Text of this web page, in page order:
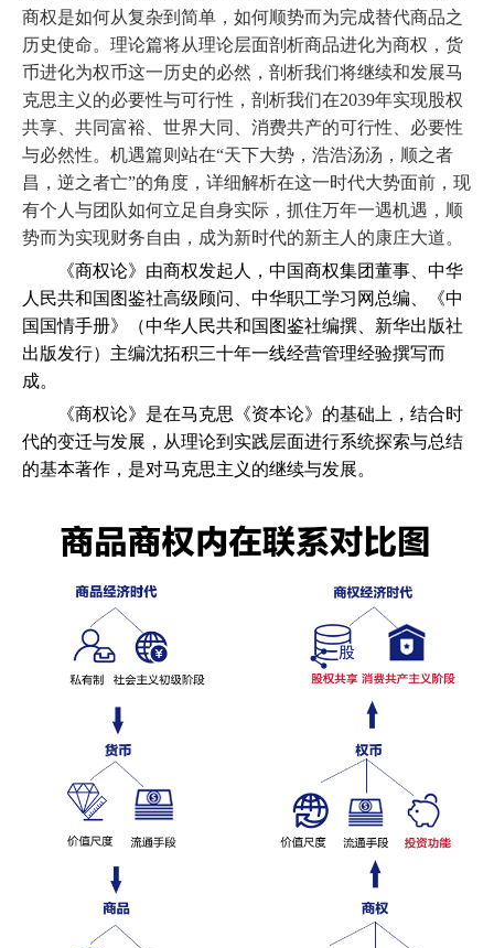
商权是如何从复杂到简单，如何顺势而为完成替代商品之
历史使命。理论篇将从理论层面剖析商品进化为商权，货
币进化为权币这一历史的必然，剖析我们将继续和发展马
克思主义的必要性与可行性，剖析我们在2039年实现股权
共享、共同富裕、世界大同、消费共产的可行性、必要性
与必然性。机遇篇则站在“天下大势，浩浩汤汤，顺之者
昌，逆之者亡”的角度，详细解析在这一时代大势面前，现
有个人与团队如何立足自身实际，抓住万年一遇机遇，顺
势而为实现财务自由，成为新时代的新主人的康庄大道。
《商权论》由商权发起人，中国商权集团董事、中华
人民共和国图鉴社高级顾问、中华职工学习网总编、《中
国国情手册》（中华人民共和国图鉴社编撰、新华出版社
出版发行）主编沈拓积三十年一线经营管理经验撰写而
成。
《商权论》是在马克思《资本论》的基础上，结合时
代的变迁与发展，从理论到实践层面进行系统探索与总结
的基本著作，是对马克思主义的继续与发展。